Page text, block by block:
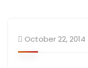
October 22, 2014